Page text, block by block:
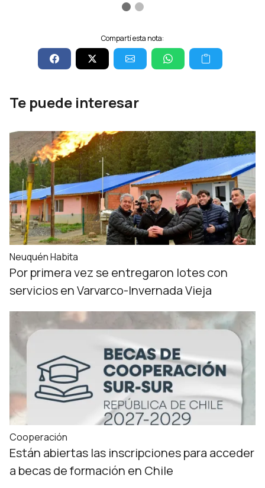
Compartí esta nota:
Te puede interesar
Neuquén Habita
Por primera vez se entregaron lotes con
servicios en Varvarco-Invernada Vieja
Cooperación
Están abiertas las inscripciones para acceder
a becas de formación en Chile